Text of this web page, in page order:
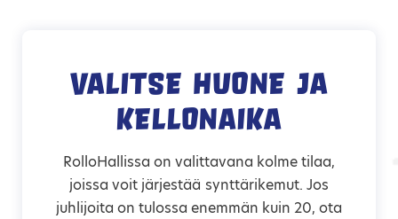
Valitse huone ja
kellonaika
RolloHallissa on valittavana kolme tilaa,
joissa voit järjestää synttärikemut. Jos
juhlijoita on tulossa enemmän kuin 20, ota